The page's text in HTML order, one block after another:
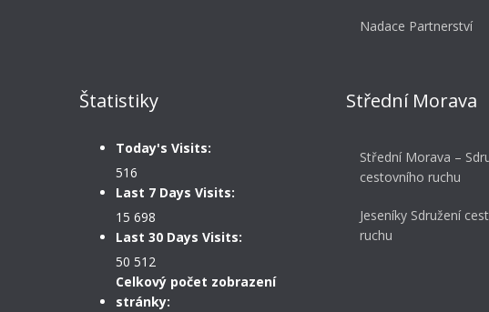
Nadace Partnerství
Štatistiky
Today's Visits:
516
Last 7 Days Visits:
15 698
Last 30 Days Visits:
50 512
Celkový počet zobrazení
stránky:
Střední Morava
Střední Morava –
cestovního ruchu
Jeseníky Sdružení
ruchu